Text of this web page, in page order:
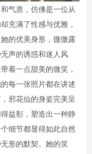
气质，仿佛是一位从
充满了性感与优雅，
的优美身形，微微露
声的诱惑和迷人风
着一点甜美的微笑，
每一张照片都在讲述
邪花仙的身姿完美呈
益彰，塑造出一种静
细节都显得如此自然
形的默契。她的笑